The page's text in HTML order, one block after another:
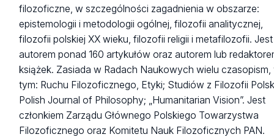
filozoficzne, w szczególności zagadnienia w obszarze:
epistemologii i metodologii ogólnej, filozofii analitycznej,
filozofii polskiej XX wieku, filozofii religii i metafilozofii. Jest
autorem ponad 160 artykułów oraz autorem lub
książek. Zasiada w Radach Naukowych wielu czasopism,
tym: Ruchu Filozoficznego, Etyki; Studiów z Filozofii
Polish Journal of Philosophy; „Humanitarian Vision”. Jest
członkiem Zarządu Głównego Polskiego Towarzystwa
Filozoficznego oraz Komitetu Nauk Filozoficznych PAN.